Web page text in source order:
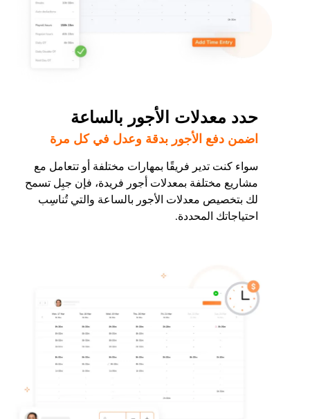
حدد معدلات الأجور بالساعة
اضمن دفع الأجور بدقة وعدل في كل مرة
سواء كنت تدير فريقًا بمهارات مختلفة أو تتعامل مع
مشاريع مختلفة بمعدلات أجور فريدة، فإن جبِل تسمح
لك بتخصيص معدلات الأجور بالساعة والتي تُناسِب
احتياجاتك المحددة.